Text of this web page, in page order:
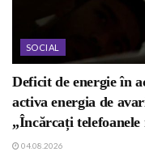
SOCIAL
Deficit de energie în
activa energia de
„Încărcați
04.08.2026